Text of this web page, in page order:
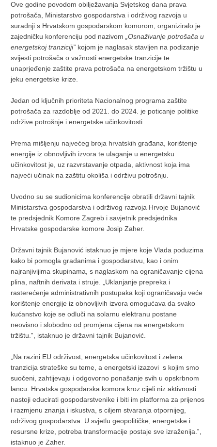
Ove godine povodom obilježavanja Svjetskog dana prava
potrošača, Ministarstvo gospodarstva i održivog razvoja u
suradnji s Hrvatskom gospodarskom komorom, organiziralo je
zajedničku konferenciju pod nazivom„Osnaživanje potrošača u
energetskoj tranziciji” kojom je naglasak stavljen na podizanje
svijesti potrošača o važnosti energetske tranzicije te
unaprjeđenje zaštite prava potrošača na energetskom tržištu u
jeku energetske krize.
Jedan od ključnih prioriteta Nacionalnog programa zaštite
potrošača za razdoblje od 2021. do 2024. je poticanje politike
održive potrošnje i energetske učinkovitosti.
Prema mišljenju najvećeg broja hrvatskih građana, korištenje
energije iz obnovljivih izvora te ulaganje u energetsku
učinkovitost je, uz razvrstavanje otpada, aktivnost koja ima
najveći učinak na zaštitu okoliša i održivu potrošnju.
Uvodno su se sudionicima konferencije obratili državni tajnik
Ministarstva gospodarstva i održivog razvoja Hrvoje Bujanović
te predsjednik Komore Zagreb i savjetnik predsjednika
Hrvatske gospodarske komore Josip Zaher.
Državni tajnik Bujanović istaknuo je mjere koje Vlada poduzima
kako bi pomogla građanima i gospodarstvu, kao i onim
najranjivijima skupinama, s naglaskom na ograničavanje cijena
plina, naftnih derivata i struje. „Uklanjanje prepreka i
rasterećenje administrativnih postupaka koji ograničavaju veće
korištenje energije iz obnovljivih izvora omogućava da svako
kućanstvo koje se odluči na solarnu elektranu postane
neovisno i slobodno od promjena cijena na energetskom
tržištu.‟, istaknuo je državni tajnik Bujanović.
„Na razini EU održivost, energetska učinkovitost i zelena
tranzicija strateške su teme, a energetski izazovi s kojim smo
suočeni, zahtijevaju i odgovorno ponašanje svih u opskrbnom
lancu. Hrvatska gospodarska komora kroz cijeli niz aktivnosti
nastoji educirati gospodarstvenike i biti im platforma za prijenos
i razmjenu znanja i iskustva, s ciljem stvaranja otpornijeg,
održivog gospodarstva. U svjetlu geopolitičke, energetske i
resursne krize, potreba transformacije postaje sve izraženija.‟,
istaknuo je Zaher.